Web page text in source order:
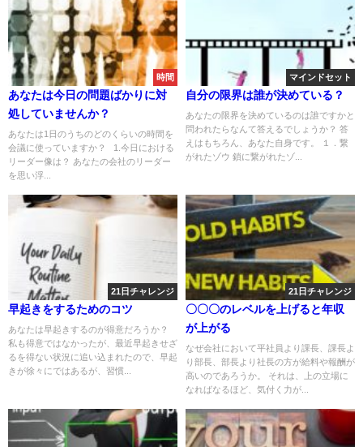
時間
あなたは今日の問題ばかりに対
処していませんか？
あなたは1日のうちのどのくらいの時間を
会議に使っていますか？ 1.今日における
リーダー像は？ あなたの会社のリーダー
を思い浮...
マインドセット
自分の限界は誰が決めている？
あなたの限界を決めているのは誰ですかと
問われたらなんて答えるでしょうか？ 答
えはもちろん、あなた自身です。 １．繋
がれたゾウ 鎖に繋がれたゾ...
21日チャレンジ
早起きをするためのコツ
あなたは早起きするのが得意だろうか？
私も得意ではなかったが、最近早起きせざ
るを得ない状況に追い込まれたので、早起
きが徐々にではあるが、習慣...
21日チャレンジ
〇〇〇のレベルを上げると年収
が上がる
なぜ会社において平社員より課長、課長よ
り部長、部長より社長の方が給料や報酬が
高いのであろうか。 それは、上の立場に
なればなるほど、気付く力が...